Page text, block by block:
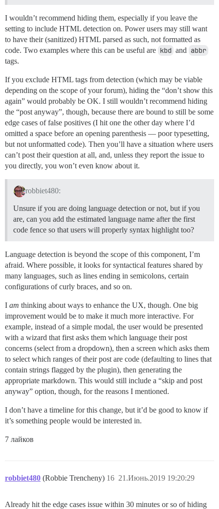
I wouldn’t recommend hiding them, especially if you leave the
setting to include HTML detection on. Power users may still want
to have their (sanitized) HTML parsed as such, not formatted as
code. Two examples where this can be useful are kbd and abbr
tags.
If you exclude HTML tags from detection (which may be viable
depending on the scope of your forum), hiding the “don’t show this
again” would probably be OK. I still wouldn’t recommend hiding
the “post anyway”, though, because there are bound to still be some
edge cases of false positives (I hit one the other day where I’d
omitted a space before an opening parenthesis — poor typesetting,
but not unformatted code). Then you’ll have a situation where users
can’t post their question at all, and, unless they report the issue to
you directly, you won’t even know about it.
robbiet480:
Unsure if you are doing language detection or not, but if you
are, can you add the estimated language name after the first
code fence so that users will properly syntax highlight too?
Language detection is beyond the scope of this component, I’m
afraid. Where possible, it looks for syntactical features shared by
many languages, such as lines ending in semicolons, certain
configurations of curly braces, and so on.
I am thinking about ways to enhance the UX, though. One big
improvement would be to make it much more interactive. For
example, instead of a simple modal, the user would be presented
with a wizard that first asks them which language their post
concerns (select from a dropdown), then a screen which asks them
to select which ranges of their post are code (defaulting to lines that
contain strings flagged by the plugin), then generating the
appropriate markdown. This would still include a “skip and post
anyway” option, though, for the reasons I mentioned.
I don’t have a timeline for this change, but it’d be good to know if
it’s something people would be interested in.
7 лайков
robbiet480 (Robbie Trencheny) 21.Июнь.2019 19:20:29
16
Already hit the edge cases issue within 30 minutes or so of hiding